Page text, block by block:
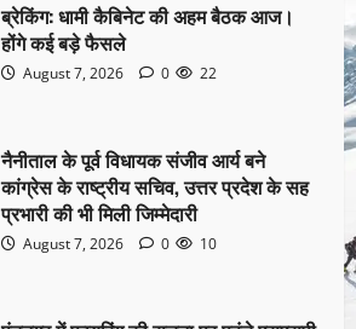
ब्रेकिंग: धामी कैबिनेट की अहम बैठक आज।
होंगे कई बड़े फैसले
August 7, 2026 0 22
नैनीताल के पूर्व विधायक संजीव आर्य बने
कांग्रेस के राष्ट्रीय सचिव, उत्तर प्रदेश के सह
प्रभारी की भी मिली जिम्मेदारी
August 7, 2026 0 10